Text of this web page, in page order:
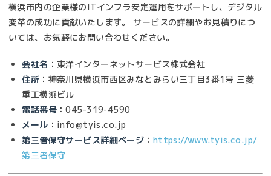
横浜市内の企業様のITインフラ安定運用をサポートし、デジタル
変革の成功に貢献いたします。 サービスの詳細やお見積りにつ
いては、お気軽にお問い合わせください。
会社名 ：東洋インターネットサービス株式会社
住所 ：神奈川県横浜市西区みなとみらい三丁目3番1号 三菱
重工横浜ビル
電話番号 ：045-319-4590
メール ：info@tyis.co.jp
第三者保守サービス詳細ページ ： https://www.tyis.co.jp/
第三者保守